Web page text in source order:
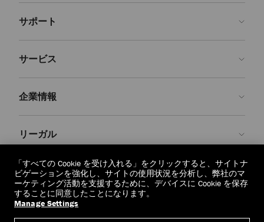
パール、クリスタルで装飾を施し、モダンなアクセントを添えた、美し
ルに気取らないフラットシューズ、どの1足を選んでも、存在感を放
スニーカー
なラグジュアリーを再定義します。 ステートメントなソールからミニ
ブーツ
た、クラシックなアンクルブーツやニーハイブーツをご紹介します。
実用性と華やかさが調和したデザインは、シーズンを重ねても色褪せな
いように仕立てられています。
サポート
よくあるご質問
返品を申請
配送
交換・返品
サービス
Made-to-Order
保証
企業情報
ブランドの歴史
JC World
社会への貢献
私たちの責任
クラフツマンシップ
リーガル
プライバシーポリシー
利用規約
忘れられる権利
個人情報開示請求フォーム
regionselector.country. (€)
「すべての Cookie を受け入れる」をクリックすると、サイトナ
ビゲーションを強化し、サイトの使用状況を分析し、弊社のマ
ーケティング活動を支援するために、デバイスに Cookie を保存
することに同意したことになります。
Manage Settings